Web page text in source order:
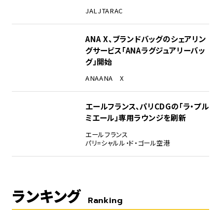
JALJTARAC
ANA X、ブランドバッグのシェアリン
グサービス「ANAラグジュアリーバッ
グ」開始
ANAANA X
エールフランス、パリCDGの「ラ・プル
ミエール」専用ラウンジを刷新
エールフランス
パリ=シャルル・ド・ゴール空港
ランキング Ranking